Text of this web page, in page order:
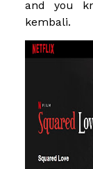
and you
kembali.